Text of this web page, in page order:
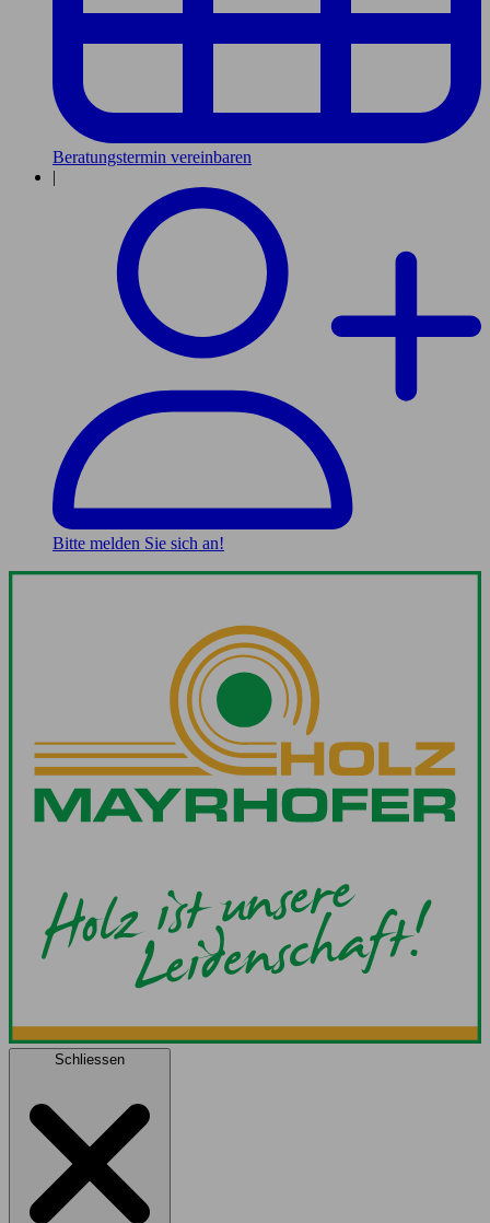
Beratungstermin vereinbaren
|
Bitte melden Sie sich an!
Schliessen